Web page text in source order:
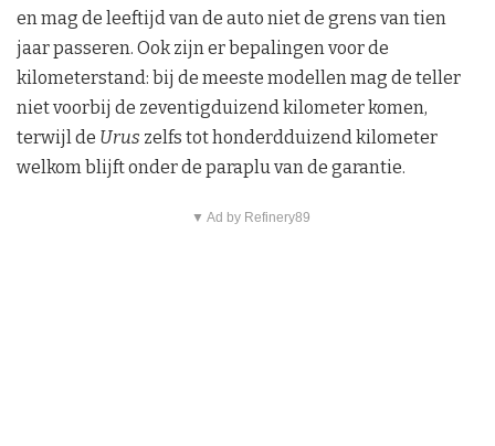
en mag de leeftijd van de auto niet de grens van tien
jaar passeren. Ook zijn er bepalingen voor de
kilometerstand: bij de meeste modellen mag de teller
niet voorbij de zeventigduizend kilometer komen,
terwijl de Urus zelfs tot honderdduizend kilometer
welkom blijft onder de paraplu van de garantie.
▼ Ad by Refinery89